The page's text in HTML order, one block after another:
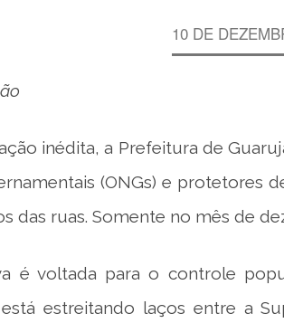
10 DE
inédita, a Prefeitura de
(ONGs) e protetores
das ruas. Somente no mês de
é voltada para o controle
estreitando laços entre a